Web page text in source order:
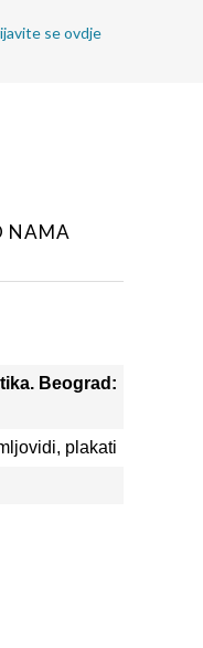
se ovdje
NAMA
Beograd:
plakati